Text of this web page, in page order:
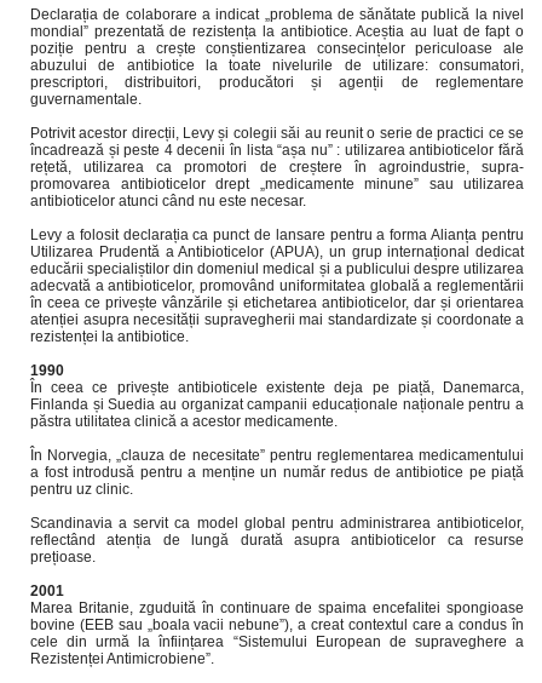
Declarația de colaborare a indicat „problema de sănătate publică la nivel
mondial” prezentată de rezistența la antibiotice. Aceștia au luat de fapt o
poziție pentru a crește conștientizarea consecințelor periculoase ale
abuzului de antibiotice la toate nivelurile de utilizare: consumatori,
prescriptori, distribuitori, producători și agenții de reglementare
guvernamentale.
Potrivit acestor direcții, Levy și colegii săi au reunit o serie de practici ce se
încadrează și peste 4 decenii în lista “așa nu” : utilizarea antibioticelor fără
rețetă, utilizarea ca promotori de creștere în agroindustrie, supra-
promovarea antibioticelor drept „medicamente minune” sau utilizarea
antibioticelor atunci când nu este necesar.
Levy a folosit declarația ca punct de lansare pentru a forma Alianța pentru
Utilizarea Prudentă a Antibioticelor (APUA), un grup internațional dedicat
educării specialiștilor din domeniul medical și a publicului despre utilizarea
adecvată a antibioticelor, promovând uniformitatea globală a reglementării
în ceea ce privește vânzările și etichetarea antibioticelor, dar și orientarea
atenției asupra necesității supravegherii mai standardizate și coordonate a
rezistenței la antibiotice.
1990
În ceea ce privește antibioticele existente deja pe piață, Danemarca,
Finlanda și Suedia au organizat campanii educaționale naționale pentru a
păstra utilitatea clinică a acestor medicamente.
În Norvegia, „clauza de necesitate” pentru reglementarea medicamentului
a fost introdusă pentru a menține un număr redus de antibiotice pe piață
pentru uz clinic.
Scandinavia a servit ca model global pentru administrarea antibioticelor,
reflectând atenția de lungă durată asupra antibioticelor ca resurse
prețioase.
2001
Marea Britanie, zguduită în continuare de spaima encefalitei spongioase
bovine (EEB sau „boala vacii nebune”), a creat contextul care a condus în
cele din urmă la înființarea “Sistemului European de supraveghere a
Rezistenței Antimicrobiene”.